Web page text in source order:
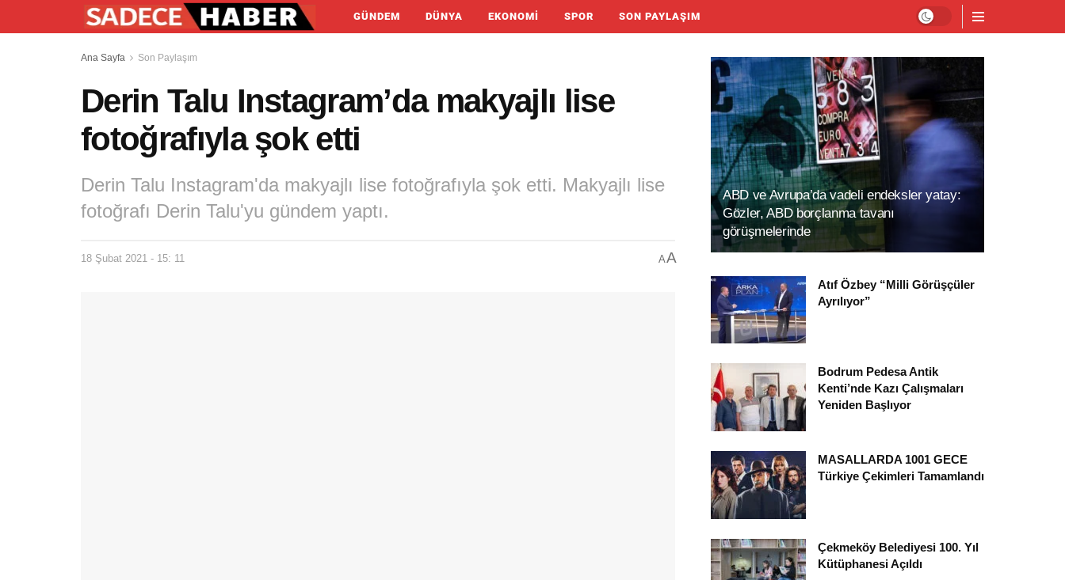
GÜNDEM DÜNYA EKONOMI SPOR SON PAYLAŞIM
Ana Sayfa Son Paylaşım
Derin Talu Instagram’da makyajlı lise
fotoğrafıyla şok etti
Derin Talu Instagram'da makyajlı lise fotoğrafıyla şok etti. Makyajlı lise
fotoğrafı Derin Talu'yu gündem yaptı.
18 Şubat 2021 - 15: 11 AA
ABD ve Avrupa’da vadeli endeksler yatay:
Gözler, ABD borçlanma tavanı
görüşmelerinde
Atıf Özbey “Milli Görüşçüler
Ayrılıyor”
Bodrum Pedesa Antik
Kenti’nde Kazı Çalışmaları
Yeniden Başlıyor
MASALLARDA 1001 GECE
Türkiye Çekimleri Tamamlandı
Çekmeköy Belediyesi 100. Yıl
Kütüphanesi Açıldı